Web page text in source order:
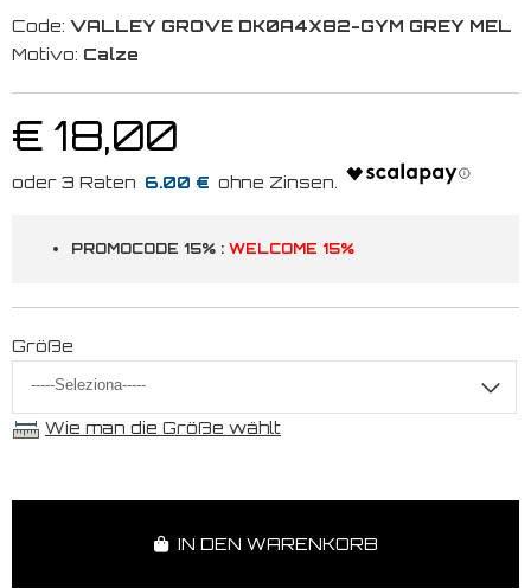
Code: VALLEY GROVE DK0A4X82-GYM GREY MEL
Motivo: Calze
€ 18,00
6.00 €
PROMOCODE 15% : WELCOME 15%
Größe
Wie man die Größe wählt
IN DEN WARENKORB